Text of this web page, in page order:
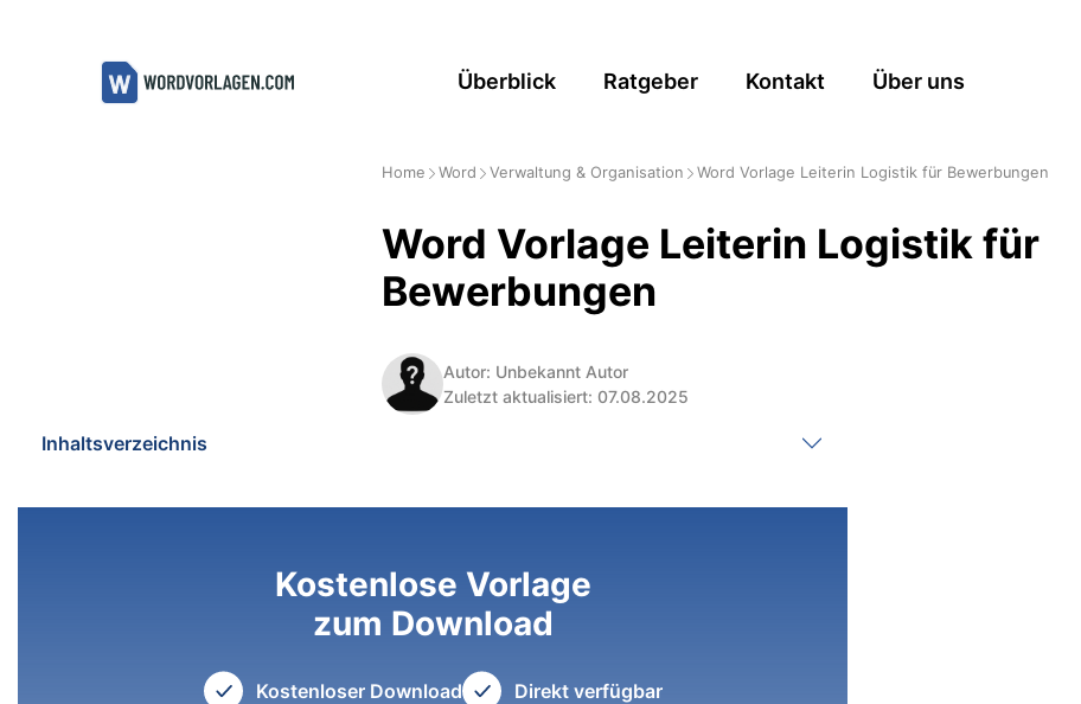
Überblick Ratgeber Kontakt Über uns
Home Word Verwaltung & Organisation Word Vorlage Leiterin Logistik für Bewerbungen
Word Vorlage Leiterin Logistik für
Bewerbungen
Autor: Unbekannt Autor
Zuletzt aktualisiert: 07.08.2025
Inhaltsverzeichnis
Kostenlose Vorlage
zum Download
Kostenloser Download Direkt verfügbar